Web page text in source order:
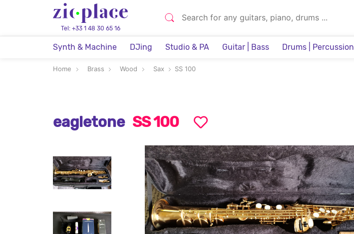
Tel: +33 1 48 30 65 16
Synth & Machine DJing Studio & PA Guitar | Bass Drums | Percussion
Home Brass Wood Sax SS 100
eagletone SS 100